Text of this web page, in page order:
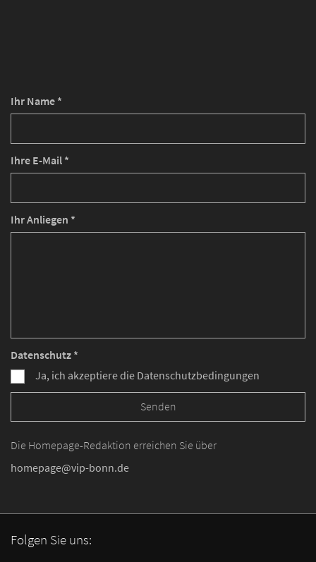
Ihr Name *
Ihre E-Mail *
Ihr Anliegen *
Datenschutz *
Ja, ich akzeptiere die Datenschutzbedingungen
Die Homepage-Redaktion erreichen Sie über
homepage@vip-bonn.de
Folgen Sie uns: